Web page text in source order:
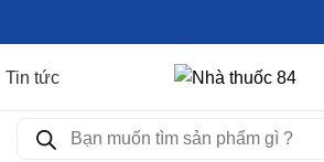
Tin tức